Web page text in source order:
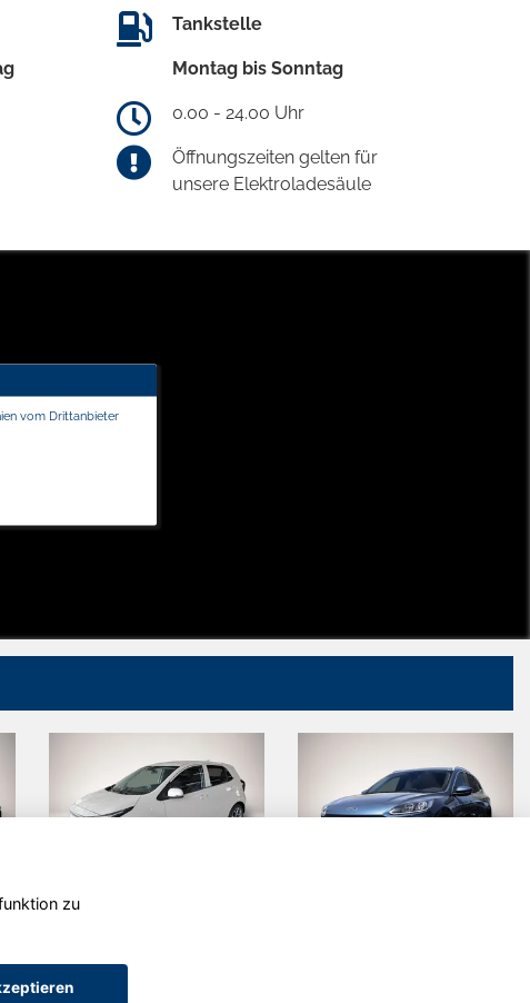
Tankstelle
Montag bis Sonntag
0.00 - 24.00 Uhr
Öffnungszeiten gelten für
unsere Elektroladesäule
vom Drittanbieter
zu